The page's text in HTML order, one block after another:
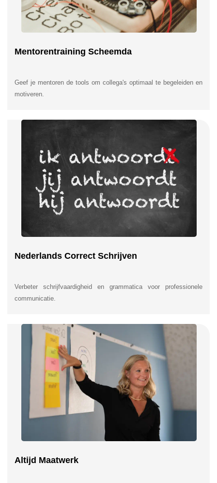
Mentorentraining Scheemda
Geef je mentoren de tools om collega's optimaal te begeleiden en
motiveren.
Nederlands Correct Schrijven
Verbeter schrijfvaardigheid en grammatica voor professionele
communicatie.
Altijd Maatwerk